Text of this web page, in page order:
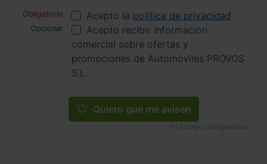
Acepto la política de privacidad.
Acepto recibir información
comercial sobre ofertas y
promociones de Automóviles PROVOS
S.L.
Quiero que me avisen